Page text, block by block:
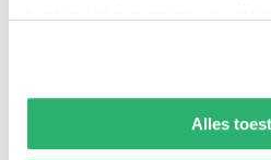
kunt op ieder moment uw
We werken samen met13
kunnen ontvangen enAlles
Andries, en vele anderen met
konden verdwijnen.